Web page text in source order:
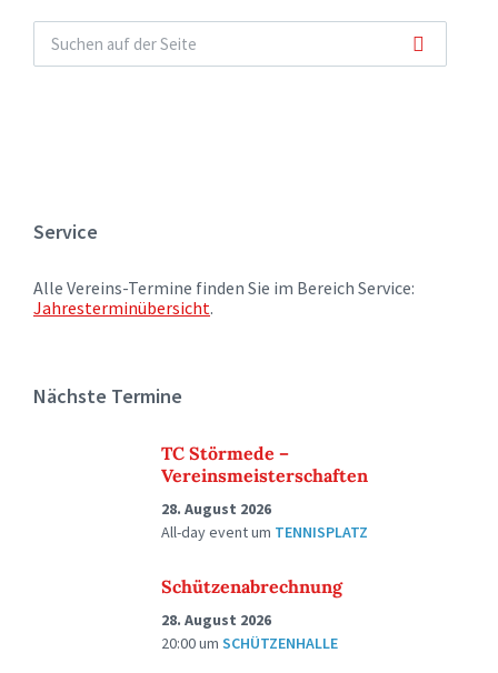
Service
Alle Vereins-Termine finden Sie im Bereich Service:
Jahresterminübersicht.
Nächste Termine
TC Störmede –
Vereinsmeisterschaften
28. August 2026
All-day eventum TENNISPLATZ
Schützenabrechnung
28. August 2026
20:00um SCHÜTZENHALLE